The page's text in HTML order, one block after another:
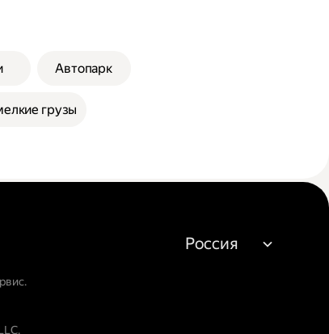
Автопарк
грузы
Россия